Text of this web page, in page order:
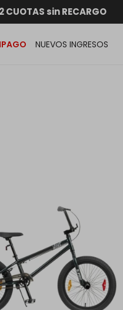
A TODO EL PAÍS
DE DEVOLUCIÓN
CUOTAS sin RECARGO
en compras
NUEVOS INGRESOS